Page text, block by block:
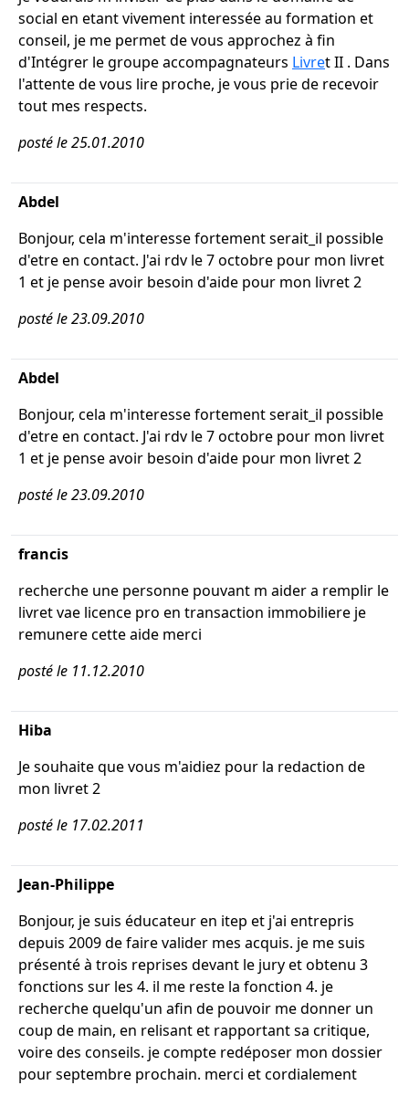
social en etant vivement interessée au formation et
conseil, je me permet de vous approchez à fin
d'Intégrer le groupe accompagnateurs Livret II . Dans
l'attente de vous lire proche, je vous prie de recevoir
tout mes respects.
posté le 25.01.2010
Abdel
Bonjour, cela m'interesse fortement serait_il possible
d'etre en contact. J'ai rdv le 7 octobre pour mon livret
1 et je pense avoir besoin d'aide pour mon livret 2
posté le 23.09.2010
Abdel
Bonjour, cela m'interesse fortement serait_il possible
d'etre en contact. J'ai rdv le 7 octobre pour mon livret
1 et je pense avoir besoin d'aide pour mon livret 2
posté le 23.09.2010
francis
recherche une personne pouvant m aider a remplir le
livret vae licence pro en transaction immobiliere je
remunere cette aide merci
posté le 11.12.2010
Hiba
Je souhaite que vous m'aidiez pour la redaction de
mon livret 2
posté le 17.02.2011
Jean-Philippe
Bonjour, je suis éducateur en itep et j'ai entrepris
depuis 2009 de faire valider mes acquis. je me suis
présenté à trois reprises devant le jury et obtenu 3
fonctions sur les 4. il me reste la fonction 4. je
recherche quelqu'un afin de pouvoir me donner un
coup de main, en relisant et rapportant sa critique,
voire des conseils. je compte redéposer mon dossier
pour septembre prochain. merci et cordialement